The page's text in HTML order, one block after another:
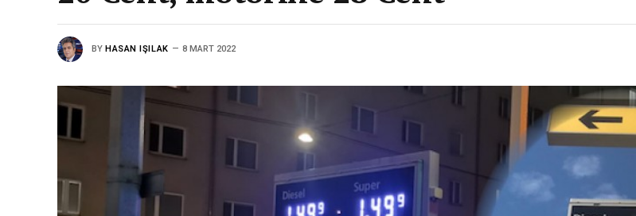
BY HASAN IŞILAK 8 MART 2022